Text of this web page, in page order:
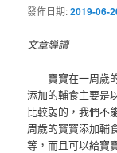
發佈日期:2019-06-
文章導讀
寶寶在一周歲
添加的輔食主要是
比較弱的，我們不
周歲的寶寶添加輔
等，而且可以給寶